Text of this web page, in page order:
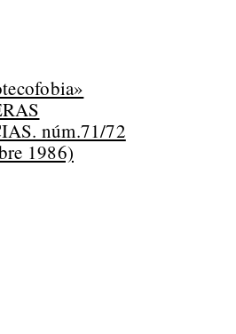
núm.71/72
1986)